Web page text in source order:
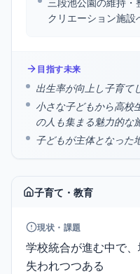
クリエーション施設
目指す未来
出生率が向上し子育て
小さな子どもから高校
の人も集まる魅力的な
子どもが主体となった
子育て・教育
現状・課題
学校統合が進む中で
失われつつある